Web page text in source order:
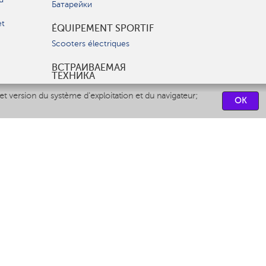
version du système d'exploitation et du navigateur;
OK
Батарейки
ÉQUIPEMENT SPORTIF
Scooters électriques
ВСТРАИВАЕМАЯ
ТЕХНИКА
Вытяжки
Духовые шкафы